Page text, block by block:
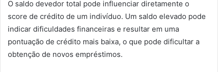
O saldo devedor total pode influenciar diretamente o
score de crédito de um indivíduo. Um saldo elevado pode
indicar dificuldades financeiras e resultar em uma
pontuação de crédito mais baixa, o que pode dificultar a
obtenção de novos empréstimos.